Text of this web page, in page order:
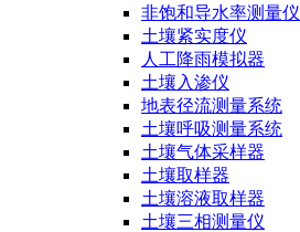
非饱和导水率测量仪
土壤紧实度仪
人工降雨模拟器
土壤入渗仪
地表径流测量系统
土壤呼吸测量系统
土壤气体采样器
土壤取样器
土壤溶液取样器
土壤三相测量仪